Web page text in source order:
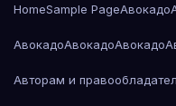
HomeSample PageАвокадо
АвокадоАвокадоАвокадо
Авторам и